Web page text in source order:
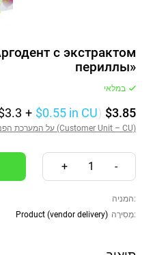
с экстрактом
периллы»
במלאי
$3.85
+ $0.55 in CU)
על המערכת הפנימית של יחידות הלקוחות (Customer Unit – CU)
-
1
+
המניה:
מְסִירָה:
Product (vendor delivery)